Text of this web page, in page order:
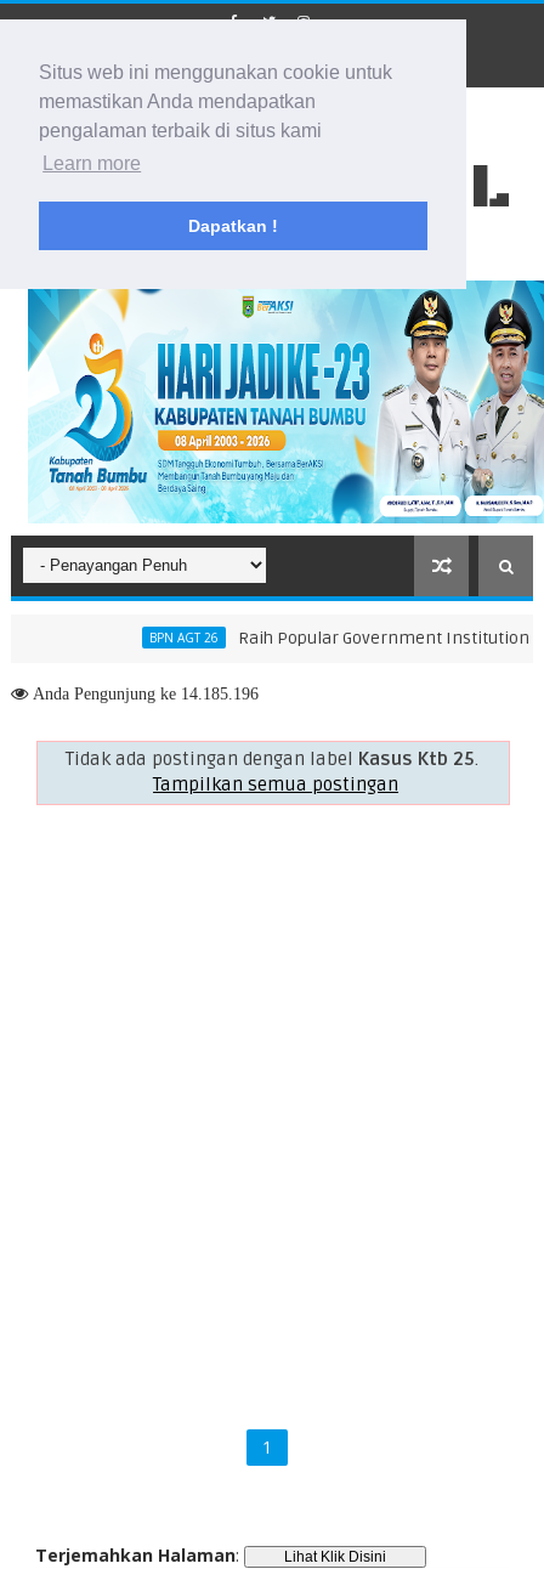
Situs web ini menggunakan cookie untuk
memastikan Anda mendapatkan
pengalaman terbaik di situs kami
Learn more
Dapatkan !
BIDIK KALSEL
Membidik Ke Segala Arah
BPN AGT 26 Raih Popular Government Institutions
KUA-PPAS 2026, Perkuat Arah Pembangunan Tanah Bumbu
AndaPengunjung ke 14.185.196
Tidak ada postingan dengan label Kasus Ktb 25.
Tampilkan semua postingan
1
Terjemahkan Halaman: